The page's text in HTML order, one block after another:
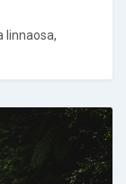
linnaosa,